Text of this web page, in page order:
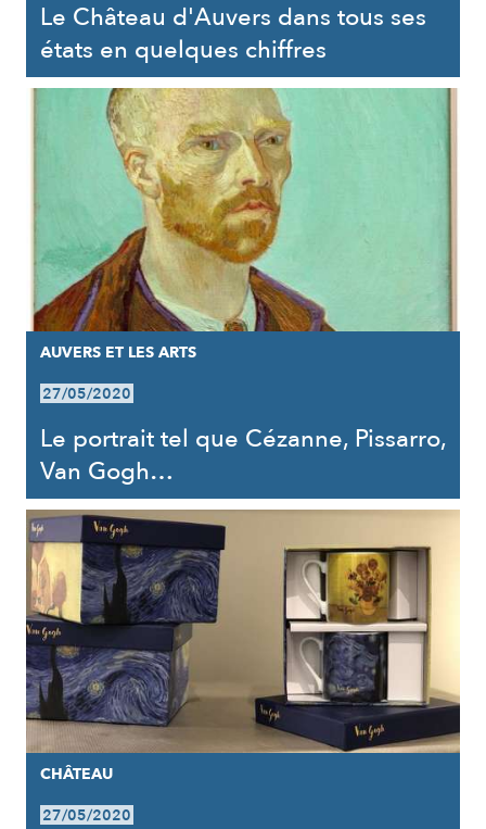
Le Château d'Auvers dans tous ses
états en quelques chiffres
AUVERS ET LES ARTS
27/05/2020
Le portrait tel que Cézanne, Pissarro,
Van Gogh…
CHÂTEAU
27/05/2020